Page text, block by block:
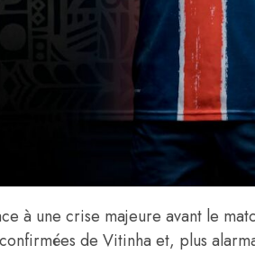
à une crise majeure avant le
de Vitinha et, plus